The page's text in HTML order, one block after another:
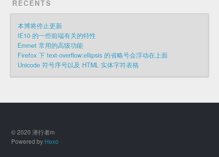
RECENTS
本博将停止更新
IE10 的一些前端有关的特性
Emmet 常用的高级功能
Firefox 下 text-overflow:ellipsis 的省略号会浮动在上面
Unicode 符号序号以及 HTML 实体字符表格
© 2020 潜行者m
Powered by Hexo